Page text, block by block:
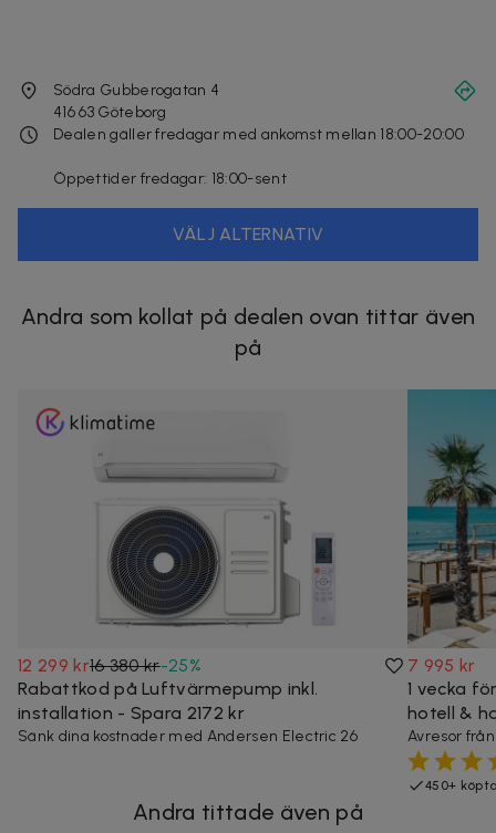
Södra Gubberogatan 4
416 63 Göteborg
Dealen gäller fredagar med ankomst mellan 18:00-20:00
Öppettider fredagar: 18:00-sent
VÄLJ ALTERNATIV
Andra som kollat på dealen ovan tittar även
på
12 299 kr16 380 kr-25%
Rabattkod på Luftvärmepump inkl.
installation - Spara 2172 kr
Sänk dina kostnader med Andersen Electric 26
7 995 kr
1 vecka
hotell &
Avresor
450+
Andra tittade även på